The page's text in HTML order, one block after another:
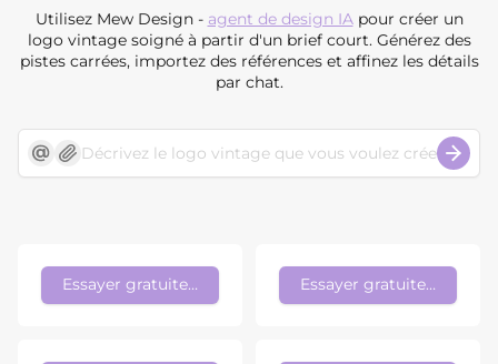
Utilisez Mew Design - agent de design IApour créer un
logo vintage soigné à partir d'un brief court. Générez des
pistes carrées, importez des références et affinez les détails
par chat.
Essayer gratuitement Essayer gratuitement